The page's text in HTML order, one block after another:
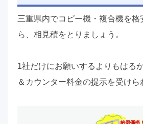
三重県内でコピー機・複合機を格
ら、相見積をとりましょう。
1社だけにお願いするよりもはる
＆カウンター料金の提示を受けら